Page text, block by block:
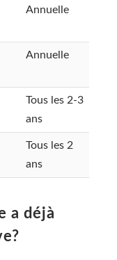
Annuelle
Annuelle
Tous les 2-3
ans
Tous les 2
ans
a déjà